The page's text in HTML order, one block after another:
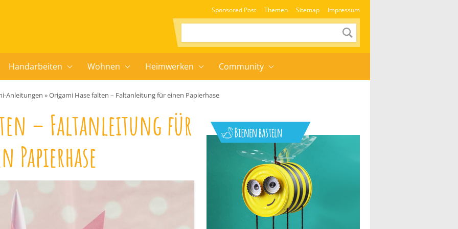
Sponsored Post Themen Sitemap Impressum
Handarbeiten Wohnen Heimwerken Community
Anleitungen »Origami Hase falten – Faltanleitung für einen Papierhase
– Faltanleitung für
Papierhase